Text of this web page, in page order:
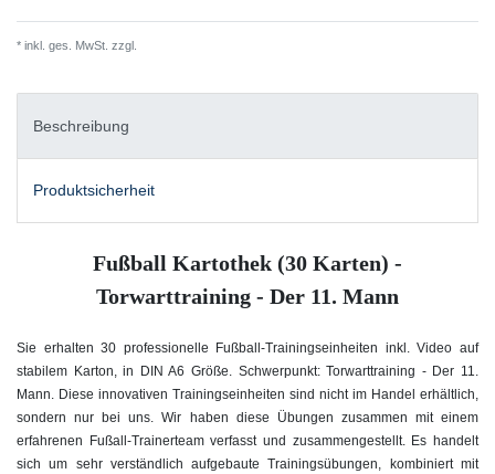
* inkl. ges. MwSt. zzgl.
Beschreibung
Produktsicherheit
Fußball Kartothek (30 Karten) -
Torwarttraining - Der 11. Mann
Sie erhalten 30 professionelle Fußball-Trainingseinheiten inkl. Video auf
stabilem Karton, in DIN A6 Größe. Schwerpunkt: Torwarttraining - Der 11.
Mann. Diese innovativen Trainingseinheiten sind nicht im Handel erhältlich,
sondern nur bei uns. Wir haben diese Übungen zusammen mit einem
erfahrenen Fußall-Trainerteam verfasst und zusammengestellt. Es handelt
sich um sehr verständlich aufgebaute Trainingsübungen, kombiniert mit